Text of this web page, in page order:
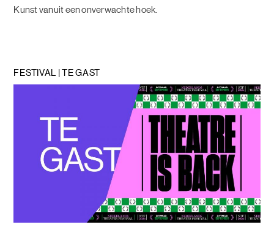
Kunst vanuit een onverwachte hoek.
FESTIVAL | TE GAST